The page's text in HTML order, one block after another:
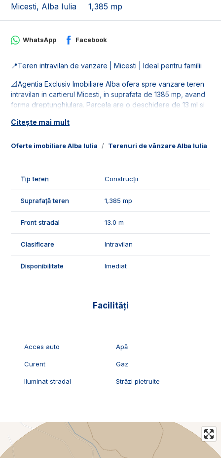
Micesti, Alba Iulia
1,385 mp
Oferte imobiliare Alba Iulia Terenuri de vânzare Alba Iulia
WhatsApp Facebook
📍Teren intravilan de vanzare | Micesti | Ideal pentru familii
📐Agentia Exclusiv Imobiliare Alba ofera spre vanzare teren
intravilan in cartierul Micesti, in suprafata de 1385 mp, avand
forma dreptunghiulara. Parcela are o deschidere de 13 ml si
apropierea parcelei.
📞Pentru mai multe detalii sau pentru programarea unei
vizionari, suntem disponibili pentru dumneavostra, Echipa
Exclusiv Imobiliare Alba!
Citește mai mult
Tip teren Construcții
Suprafață teren 1,385 mp
Front stradal 13.0 m
Clasificare Intravilan
Disponibilitate Imediat
Facilități
Acces auto Apă
Curent Gaz
Iluminat stradal Străzi pietruite